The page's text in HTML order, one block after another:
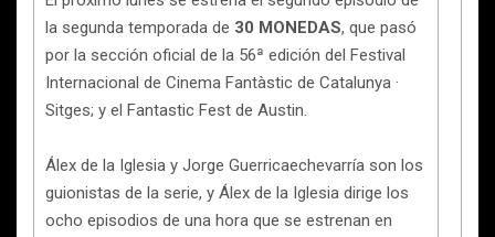
la segunda temporada de 30 MONEDAS, que pasó
por la sección oficial de la 56ª edición del Festival
Internacional de Cinema Fantàstic de Catalunya ·
Sitges; y el Fantastic Fest de Austin.
Álex de la Iglesia y Jorge Guerricaechevarría son los
guionistas de la serie, y Álex de la Iglesia dirige los
ocho episodios de una hora que se estrenan en